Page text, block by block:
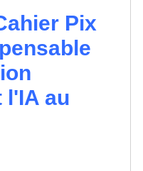
Pix
l'IA au